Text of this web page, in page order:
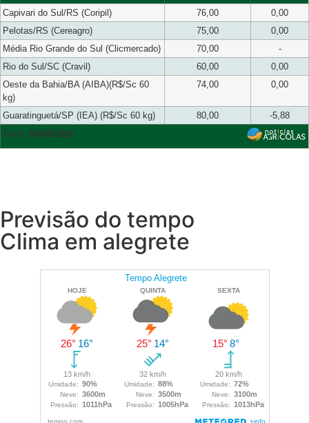
Capivari do Sul/RS (Coripil) 76,00
0,00
Pelotas/RS (Cereagro)
75,00
0,00
Média Rio Grande do Sul (Clicmercado)
70,00
-
Rio do Sul/SC (Cravil)
60,00
0,00
Oeste da Bahia/BA (AIBA)(R$/Sc 60
kg)
74,00 0,00
Guaratinguetá/SP (IEA) (R$/Sc 60 kg) 80,00
-5,88
Fech. 05/08/2026
Previsão do tempo
Clima em alegrete